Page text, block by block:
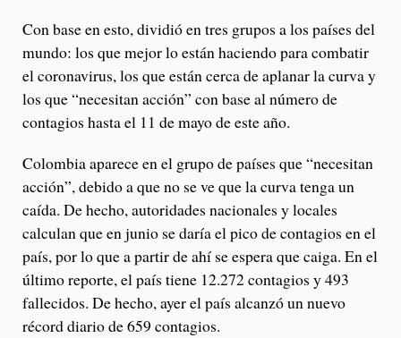
Con base en esto, dividió en tres grupos a los países del
mundo: los que mejor lo están haciendo para combatir
el coronavirus, los que están cerca de aplanar la curva y
los que “necesitan acción” con base al número de
contagios hasta el 11 de mayo de este año.
Colombia aparece en el grupo de países que “necesitan
acción”, debido a que no se ve que la curva tenga un
caída. De hecho, autoridades nacionales y locales
calculan que en junio se daría el pico de contagios en el
país, por lo que a partir de ahí se espera que caiga. En el
último reporte, el país tiene 12.272 contagios y 493
fallecidos. De hecho, ayer el país alcanzó un nuevo
récord diario de 659 contagios.